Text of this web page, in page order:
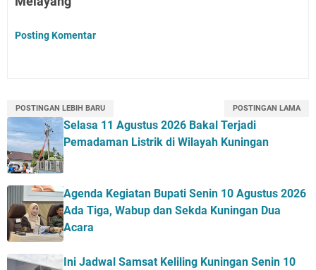
Posting Komentar
POSTINGAN LEBIH BARU POSTINGAN LAMA
Selasa 11 Agustus 2026 Bakal Terjadi
Pemadaman Listrik di Wilayah Kuningan
Agenda Kegiatan Bupati Senin 10 Agustus 2026
Ada Tiga, Wabup dan Sekda Kuningan Dua
Acara
Ini Jadwal Samsat Keliling Kuningan Senin 10